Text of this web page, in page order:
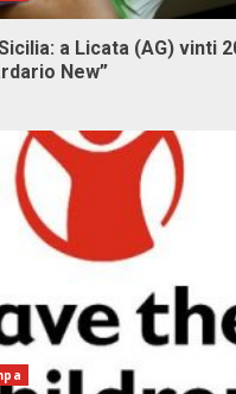
a Licata (AG) vinti
New”